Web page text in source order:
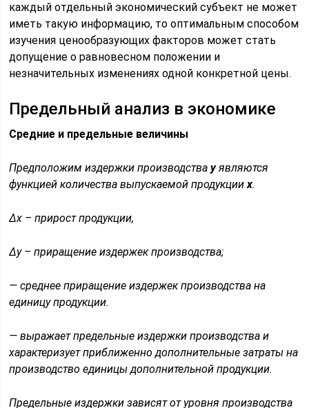
каждый отдельный экономический субъект не может
иметь такую информацию, то оптимальным способом
изучения ценообразующих факторов может стать
допущение о равновесном положении и
незначительных изменениях одной конкретной цены.
Предельный анализ в экономике
Средние и предельные величины
Предположим издержки производствауявляются
функцией количества выпускаемой продукциих.
Δх – прирост продукции,
Δу – приращение издержек производства;
— среднее приращение издержек производства на
единицу продукции.
— выражает предельные издержки производства и
характеризует приближенно дополнительные затраты на
производство единицы дополнительной продукции.
Предельные издержки зависят от уровня производства